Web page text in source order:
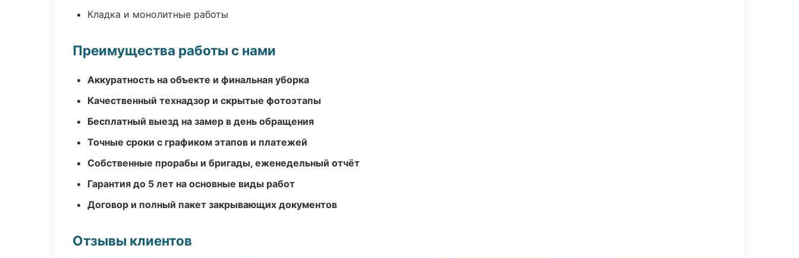
Кладка и монолитные работы
Преимущества работы с нами
Аккуратность на объекте и финальная уборка
Качественный технадзор и скрытые фотоэтапы
Бесплатный выезд на замер в день обращения
Точные сроки с графиком этапов и платежей
Собственные прорабы и бригады, еженедельный отчёт
Гарантия до 5 лет на основные виды работ
Договор и полный пакет закрывающих документов
Отзывы клиентов